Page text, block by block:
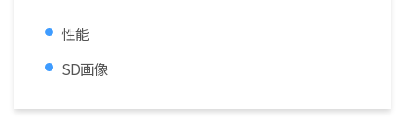
性能
SD画像